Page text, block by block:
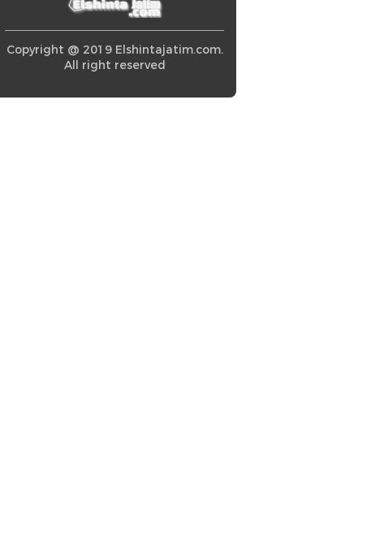
Copyright @ 2019 Elshintajatim.com.
All right reserved